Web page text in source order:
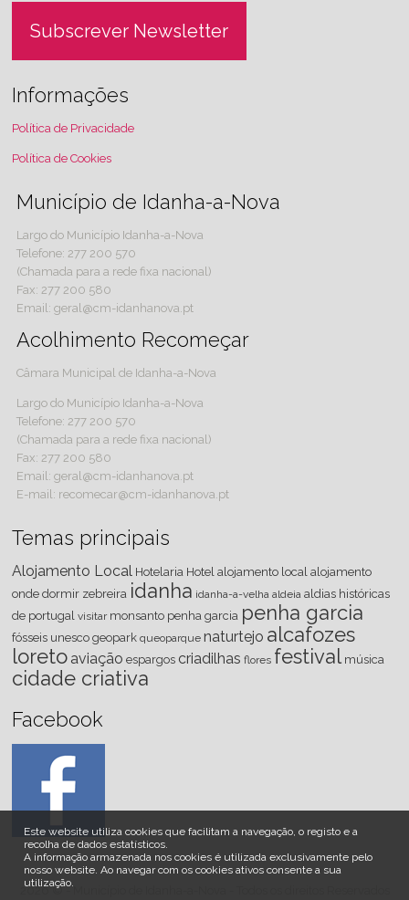
Este website utiliza cookies que facilitam a navegação, o registo e a
recolha de dados estatísticos.
A informação armazenada nos cookies é utilizada exclusivamente pelo
nosso website.Ao navegar com os cookies ativos consente a sua
utilização.
Subscrever Newsletter
Informações
Política de Privacidade
Política de Cookies
Município de Idanha-a-Nova
Largo do Município Idanha-a-Nova
Telefone: 277 200 570
(Chamada para a rede fixa nacional)
Fax: 277 200 580
Email: geral@cm-idanhanova.pt
Acolhimento Recomeçar
Câmara Municipal de Idanha-a-Nova
Largo do Município Idanha-a-Nova
Telefone: 277 200 570
(Chamada para a rede fixa nacional)
Fax: 277 200 580
Email: geral@cm-idanhanova.pt
E-mail: recomecar@cm-idanhanova.pt
Temas principais
Alojamento Local Hotelaria Hotel alojamento local alojamento
onde dormir zebreira idanha idanha-a-velha aldeia aldias históricas
de portugal visitar monsanto penha garcia penha garcia
fósseis unesco geopark queoparque naturtejo alcafozes
loreto aviação espargos criadilhas flores festival música
cidade criativa
Facebook
2026 © - Município de Idanha-a-Nova - Todos os direitos Reservados